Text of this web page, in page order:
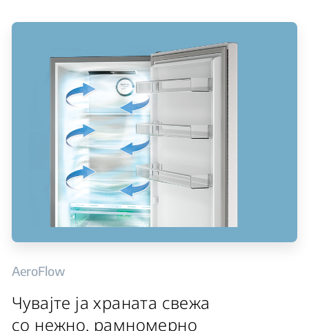
AeroFlow
Чувајте ја храната свежа
со нежно, рамномерно